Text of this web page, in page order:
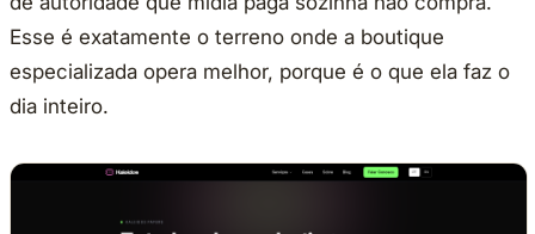
Esse é exatamente o terreno onde a boutique
especializada opera melhor, porque é o que ela faz o
dia inteiro.